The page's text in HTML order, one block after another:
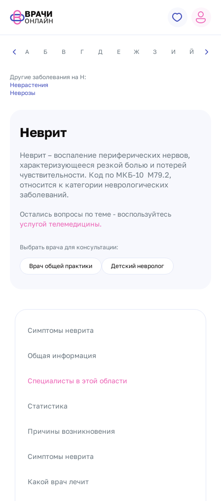
ВРАЧИ
ОНЛАЙН
А Б В Г Д Е Ж З И Й К
Другие заболевания на Н:
Неврастения
Неврозы
Неврит
Неврит – воспаление периферических нервов,
характеризующееся резкой болью и потерей
чувствительности. Код по МКБ-10 M79.2,
относится к категории неврологических
заболеваний.
Остались вопросы по теме - воспользуйтесь
услугой телемедицины.
Выбрать врача для консультации:
Врач общей практики Детский невролог
Симптомы неврита
Общая информация
Специалисты в этой области
Статистика
Причины возникновения
Симптомы неврита
Какой врач лечит